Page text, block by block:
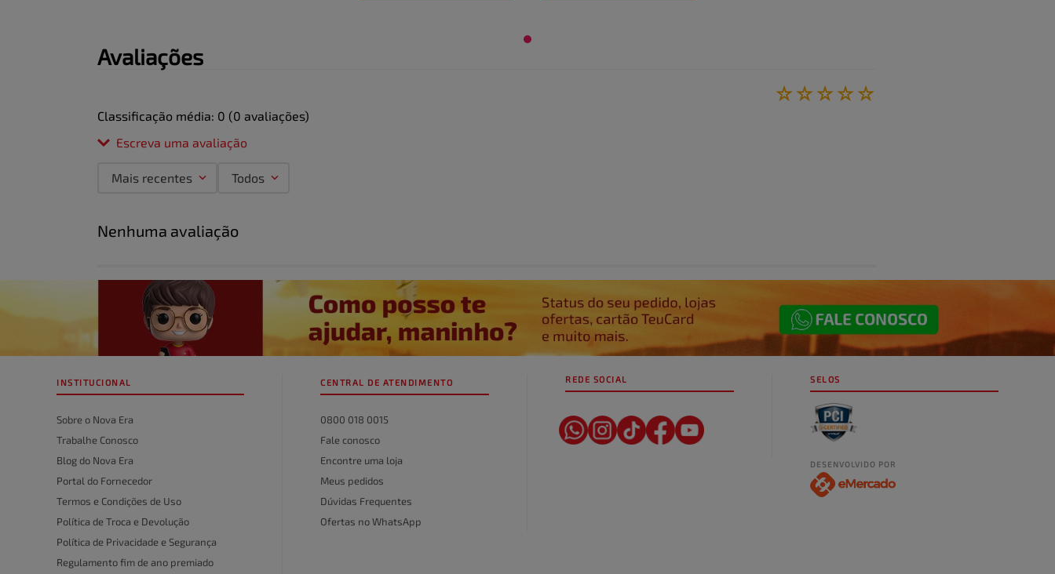
Avaliações
☆☆☆☆☆
Classificação média: 0 (0 avaliações)
Escreva uma avaliação
Título
Avalie o produto de 1 a 5 estrelas
★★★★★
Seu nome
Escreva uma avaliação
Mais recentes Todos
Nenhuma avaliação
INSTITUCIONAL
Sobre o Nova Era
Trabalhe Conosco
Blog do Nova Era
Portal do Fornecedor
Termos e Condições de Uso
Política de Troca e Devolução
Política de Privacidade e Segurança
Regulamento fim de ano premiado
CENTRAL DE ATENDIMENTO
0800 018 0015
Fale conosco
Encontre uma loja
Meus pedidos
Dúvidas Frequentes
Ofertas no WhatsApp
REDE SOCIAL SELOS
DESENVOLVIDO POR